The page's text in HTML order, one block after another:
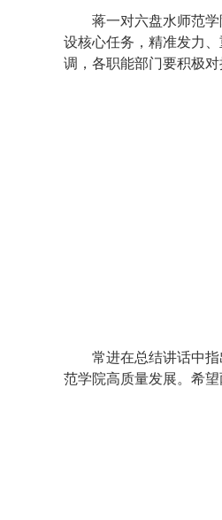
蒋一对六盘水师范
设核心任务，精准发力
调，各职能部门要积极
常进在总结讲话中
范学院高质量发展。希